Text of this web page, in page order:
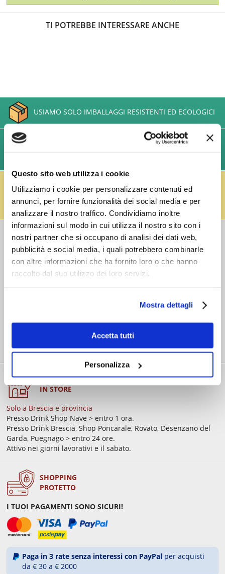
Questo sito web utilizza i cookie
Utilizziamo i cookie per personalizzare contenuti ed
annunci, per fornire funzionalità dei social media e per
analizzare il nostro traffico. Condividiamo inoltre
informazioni sul modo in cui utilizza il nostro sito con i
nostri partner che si occupano di analisi dei dati web,
pubblicità e social media, i quali potrebbero combinarle
con altre informazioni che ha fornito loro o che hanno
raccolto dal suo utilizzo dei loro servizi.
Mostra dettagli
Accetta tutti
Personalizza
TI POTREBBE INTERESSARE ANCHE
USIAMO SOLO IMBALLAGGI RESISTENTI ED ECOLOGICI
SPEDIZIONI VELOCI IN 24/48/72 ORE (GIORNI
Effettua il reso dei vuoti dei fusti Perfect Draft
(almeno 3 fusti) e ricevi un buono da € 5,00 per ogni
fusto,clicca qui.
COSTI DI
SPEDIZIONE
Consegna standard > € 6,90
Isole > € 8,90
Spedizioni in 24/48/72 h (giorni lavorativi)
RITIRO GRATIS
IN STORE
Solo a Brescia e provincia
Presso Drink Shop Nave > entro 1 ora.
Presso Drink Brescia, Shop Poncarale, Rovato, Desenzano del
Garda, Puegnago > entro 24 ore.
Attivo nei giorni lavorativi e il sabato.
SHOPPING
PROTETTO
I TUOI PAGAMENTI SONO SICURI!
Paga in 3 rate senza interessi con PayPal per acquisti
da € 30 a € 2000